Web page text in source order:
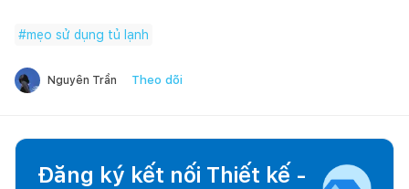
#mẹo sử dụng tủ lạnh
Nguyên Trần Theo dõi
Đăng ký kết nối Thiết kế -